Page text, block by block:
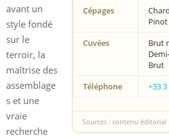
Cépages
Cuvées
Brut
Brut
Téléphone
+33
Sources : contenu éditorial
avant un
style fondé
sur le
terroir, la
maîtrise des
assemblage
s et une
vraie
recherche